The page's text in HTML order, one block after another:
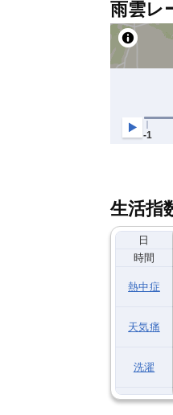
雨雲レ
生活指
日
時間
熱中症
天気痛
洗濯